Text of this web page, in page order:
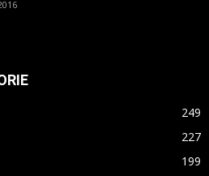
249
227
199